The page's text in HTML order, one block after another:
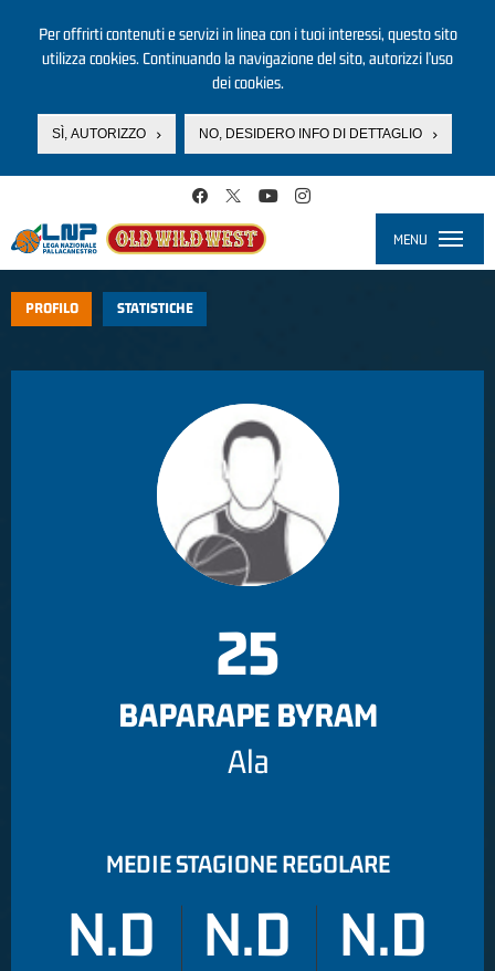
Per offrirti contenuti e servizi in linea con i tuoi interessi, questo sito
utilizza cookies. Continuando la navigazione del sito, autorizzi l’uso
dei cookies.
SÌ, AUTORIZZO NO, DESIDERO INFO DI DETTAGLIO
MENU
PROFILO STATISTICHE
25
BAPARAPE BYRAM
Ala
MEDIE STAGIONE REGOLARE
N.D N.D N.D